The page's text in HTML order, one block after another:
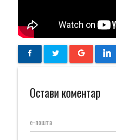
Остави коментар
е-пошта